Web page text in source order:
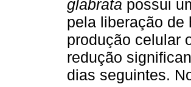
glabrata possui
pela liberação de
produção celular
redução
dias seguintes.